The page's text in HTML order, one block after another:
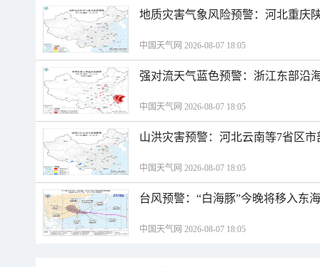
地质灾害气象风险预警：河北重庆
中国天气网 2026-08-07 18:05
强对流天气蓝色预警：浙江东部沿
中国天气网 2026-08-07 18:05
山洪灾害预警：河北云南等7省区
中国天气网 2026-08-07 18:05
台风预警：“白海豚”今晚将移入东
中国天气网 2026-08-07 18:05